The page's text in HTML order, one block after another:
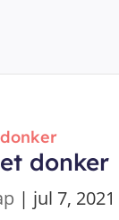
donker
| jul 7, 2021